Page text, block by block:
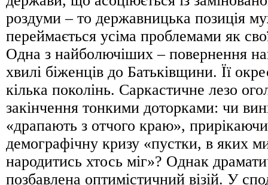
роздуми – то державницька позиція
переймається усіма проблемами як
Одна з найболючіших – повернення
хвилі біженців до Батьківщини. Її
кілька поколінь. Саркастичне лезо
закінчення тонкими доторками: чи
«драпають з отчого краю»,
демографічну кризу «пустки, в яких
народитись хтось міг»? Однак
позбавлена оптимістичний візій. У